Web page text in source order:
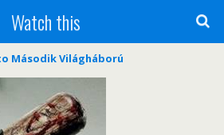
Watch this
Második Világháború